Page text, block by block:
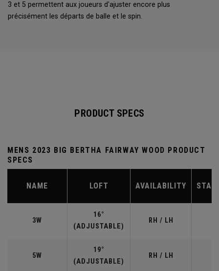
3 et 5 permettent aux joueurs d'ajuster encore plus
précisément les départs de balle et le spin.
PRODUCT SPECS
MENS 2023 BIG BERTHA FAIRWAY WOOD PRODUCT
SPECS
NAME LOFT AVAILABILITY
3W
16°
(ADJUSTABLE)
RH / LH
5W
19°
(ADJUSTABLE)
RH / LH